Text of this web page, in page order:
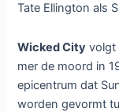
Tate Ellington als
Wicked City volgt
mer de moord in
epicentrum dat
worden gevormt